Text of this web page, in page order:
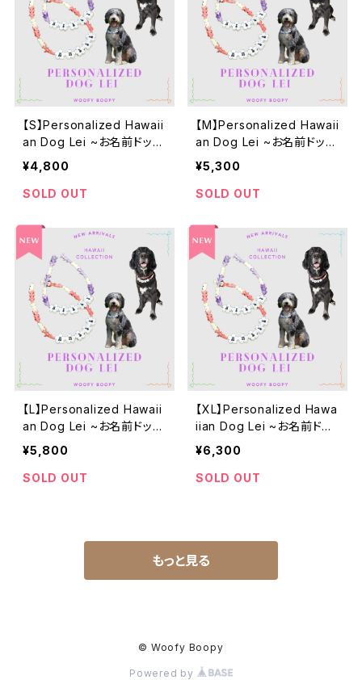
【S】Personalized Hawaii
an Dog Lei ~お名前ドッグ
レイネックレス
¥4,800
SOLD OUT
【M】Personalized Hawaii
an Dog Lei ~お名前ドッグ
レイネックレス
¥5,300
SOLD OUT
【L】Personalized Hawaii
an Dog Lei ~お名前ドッグ
レイネックレス
¥5,800
SOLD OUT
【XL】Personalized Hawa
iian Dog Lei ~お名前ドッ
グレイネックレス
¥6,300
SOLD OUT
もっと見る
© Woofy Boopy
Powered by